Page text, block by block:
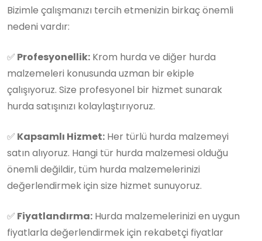
Bizimle çalışmanızı tercih etmenizin birkaç önemli
nedeni vardır:
✅ Profesyonellik: Krom hurda ve diğer hurda
malzemeleri konusunda uzman bir ekiple
çalışıyoruz. Size profesyonel bir hizmet sunarak
hurda satışınızı kolaylaştırıyoruz.
✅ Kapsamlı Hizmet: Her türlü hurda malzemeyi
satın alıyoruz. Hangi tür hurda malzemesi olduğu
önemli değildir, tüm hurda malzemelerinizi
değerlendirmek için size hizmet sunuyoruz.
✅ Fiyatlandırma: Hurda malzemelerinizi en uygun
fiyatlarla değerlendirmek için rekabetçi fiyatlar